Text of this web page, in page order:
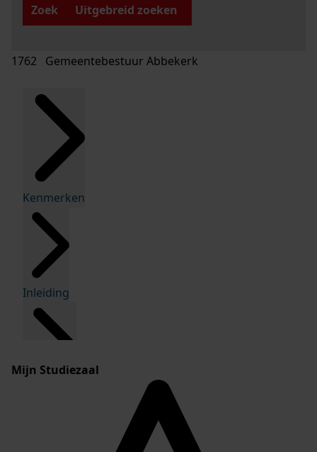
Zoek
Uitgebreid zoeken
1762 Gemeentebestuur Abbekerk
Kenmerken
Inleiding
Mijn Studiezaal